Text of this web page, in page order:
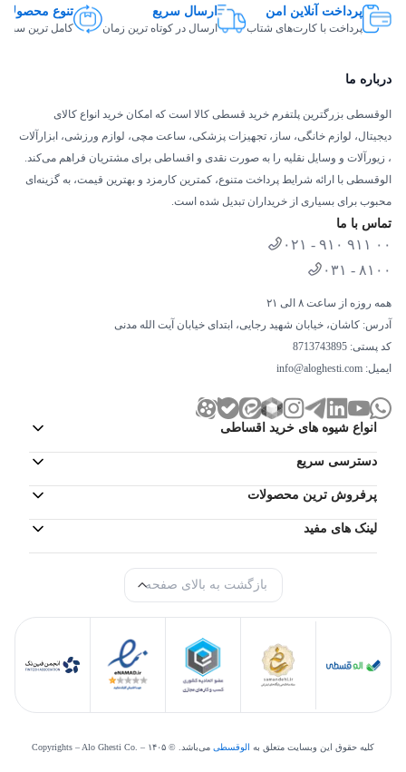
پرداخت آنلاین امن
پرداخت با کارت‌های شتاب
ارسال سریع
ارسال در کوتاه ترین زمان
تنوع
کامل ترین سبد
تماس با ما
۰۲۱ - ۹۱۰ ۹۱۱ ۰۰
۰۳۱ - ۸۱۰۰
همه روزه از ساعت ۸ الی ۲۱
آدرس: کاشان، خیابان شهید رجایی، ابتدای خیابان آیت الله مدنی
کد پستی: 8713743895
ایمیل: info@aloghesti.com
انواع شیوه های خرید اقساطی
دسترسی سریع
پرفروش ترین محصولات
لینک های مفید
درباره ما
الوقسطی بزرگترین پلتفرم خرید قسطی کالا است که امکان خرید انواع کالای
دیجیتال، لوازم خانگی، ساز، تجهیزات پزشکی، ساعت مچی، لوازم ورزشی، ابزارآلات
، زیورآلات و وسایل نقلیه را به صورت نقدی و اقساطی برای مشتریان فراهم می‌کند.
الوقسطی با ارائه شرایط پرداخت متنوع، کمترین کارمزد و بهترین قیمت، به گزینه‌ای
محبوب برای بسیاری از خریداران تبدیل شده است.
بازگشت به بالای صفحه
کلیه حقوق این وبسایت متعلق به الوقسطی می‌‌باشد. © Copyrights – Alo Ghesti Co. – ۱۴۰۵